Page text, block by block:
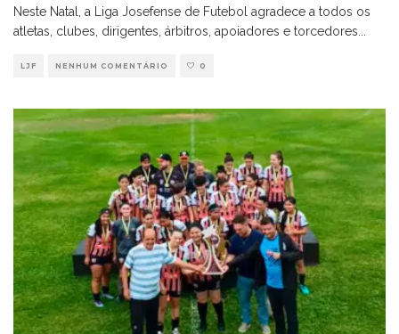
Neste Natal, a Liga Josefense de Futebol agradece a todos os
atletas, clubes, dirigentes, árbitros, apoiadores e torcedores
LJF NENHUM COMENTÁRIO 0